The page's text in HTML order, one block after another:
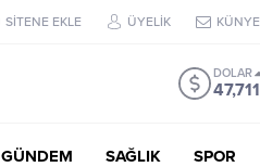
SİTENE EKLE ÜYELİK
DOLAR
GÜNDEM SAĞLIK SPOR